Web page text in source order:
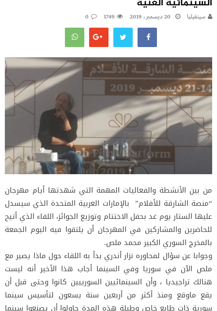
سينفيليا 20 ديسمبر، 2019 1749
0
من بين الأنشطة والفعاليات المهمة التي شهدتها أيام مهرجان
“منصة الشارقة للأفلام” بالإمارات العربية المتحدة الذي سيسدل
عليها الستار يوم غد بحفل الاختتام وتوزيع الجوائز، اللقاء الذي أتيح
للحاضرين والمشاركين في المهرجان أن يلتقوا فيه اليوم الجمعة
بالمخرج السوري الكبير محمد ملص.
وجوابا عن سؤال لمحاوره نزار أندري بدأ به اللقاء حول ماذا يصير مع
ملص الآن في سوريا وفي السينما أجاب هذا الأخير أنه ليست
هنالك تراجيديا ، وأن السينمائيين السورييين كانوا وحتى قبل أن
يقع ماوقع ومنذ أكثر من أربعين سنة يسعون لتأسيس سينما
سورية ذات طابع خاص وطيلة هذه المدة حاولوا أن يصنعوا سينما